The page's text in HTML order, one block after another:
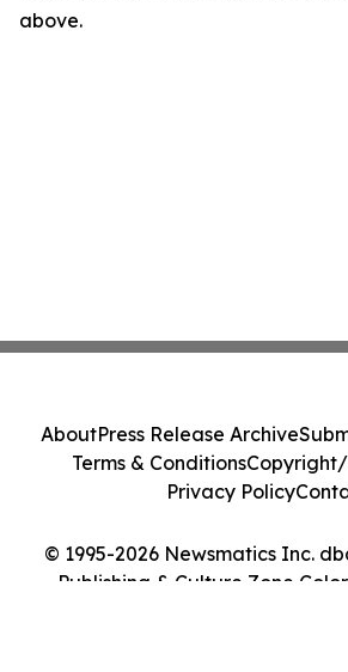
above.
© 1995-2026 Newsmatics Inc.
Publishing & Culture Zone
AboutPress Release Archive
Terms & ConditionsCopyright/
Privacy Policy